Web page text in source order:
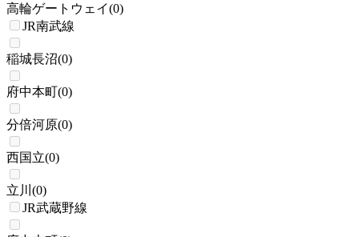
高輪ゲートウェイ(0)
JR南武線
稲城長沼(0)
府中本町(0)
分倍河原(0)
西国立(0)
立川 (0)
JR武蔵野線